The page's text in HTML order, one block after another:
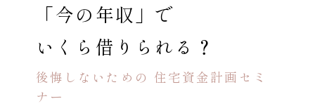
「今の年収」で
いくら借りられる？
後悔しないための 住宅資金計画セミ
ナー